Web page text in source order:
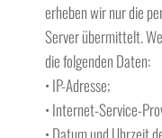
erheben wir nur die
Server übermittelt.
die folgenden Daten:
• IP-Adresse;
• Internet-Service-